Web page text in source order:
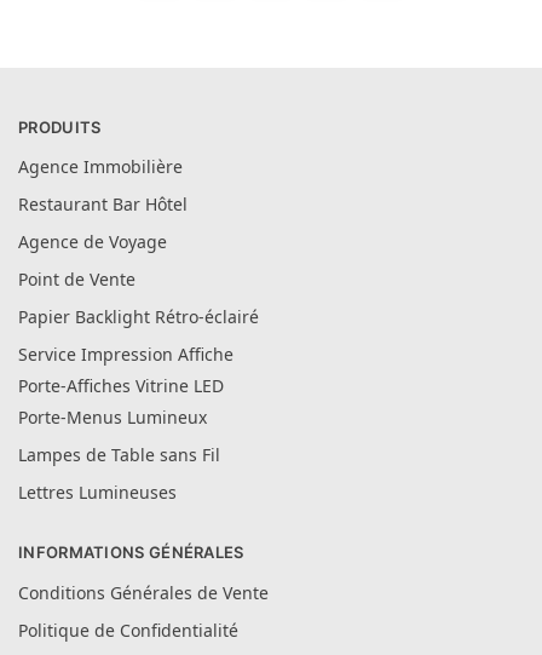
PRODUITS
Agence Immobilière
Restaurant Bar Hôtel
Agence de Voyage
Point de Vente
Papier Backlight Rétro-éclairé
Service Impression Affiche
Porte-Affiches Vitrine LED
Porte-Menus Lumineux
Lampes de Table sans Fil
Lettres Lumineuses
INFORMATIONS GÉNÉRALES
Conditions Générales de Vente
Politique de Confidentialité